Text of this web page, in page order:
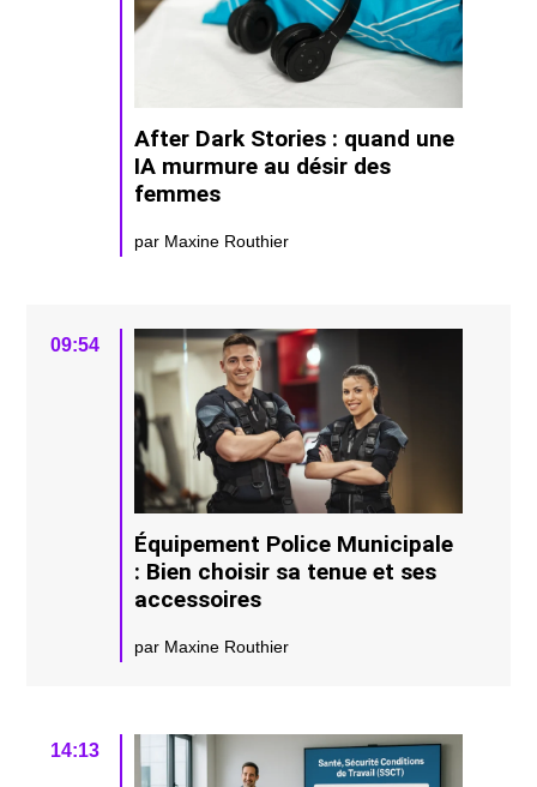
After Dark Stories : quand une
IA murmure au désir des
femmes
par Maxine Routhier
09:54
Équipement Police Municipale
: Bien choisir sa tenue et ses
accessoires
par Maxine Routhier
14:13